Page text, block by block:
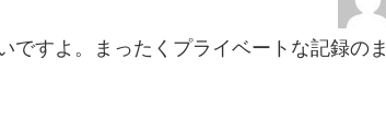
ですよ。まったくプライベートな記録のま